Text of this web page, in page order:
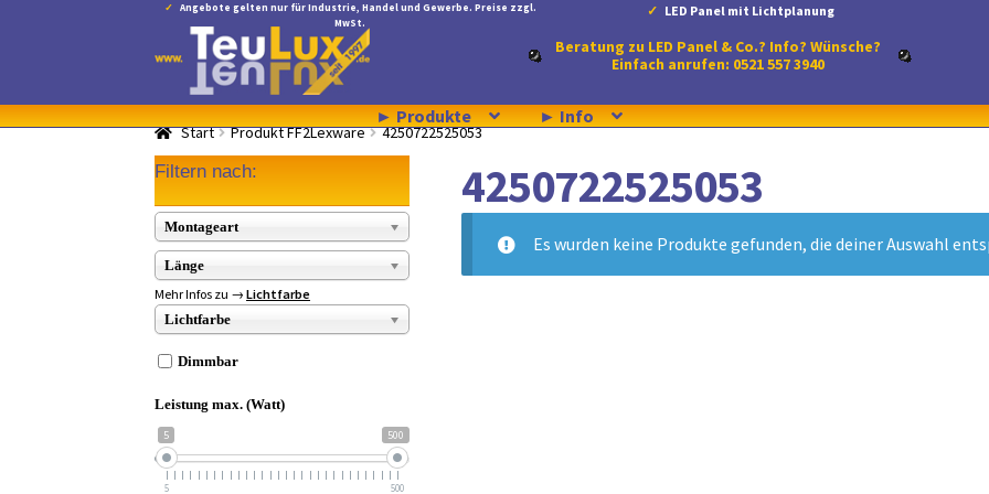
Angebote gelten nur für Industrie, Handel und Gewerbe. Preise zzgl.
MwSt.
LED Panel mit Lichtplanung
Navigation
springen
Inhalt
springen
Beratung zu LED Panel & Co.? Info? Wünsche?
Einfach anrufen: 0521 557 3940
► Produkte ► Info
Start Produkt FF2Lexware 4250722525053
4250722525053
Es wurden keine Produkte gefunden, die deiner Auswahl
Filtern nach:
Montageart
Länge
Mehr Infos zu →Lichtfarbe
Lichtfarbe
Dimmbar
Leistung max. (Watt)
5 500
5 500